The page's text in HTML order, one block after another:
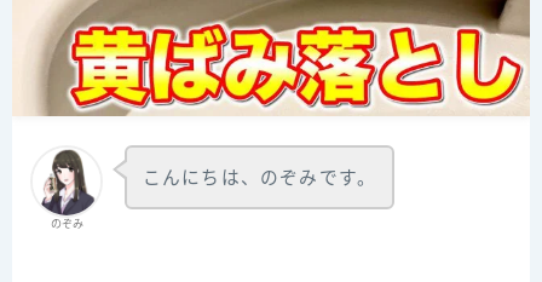
のぞみ
こんにちは、のぞみです。